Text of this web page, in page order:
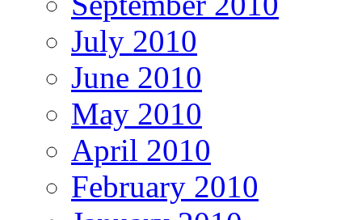
July 2010
June 2010
May 2010
April 2010
February 2010